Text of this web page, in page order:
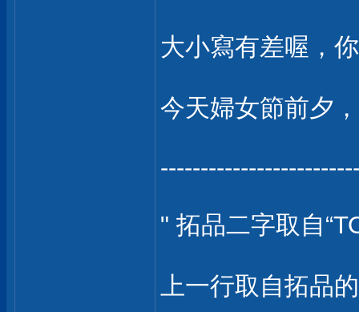
大小寫有差喔，
今天婦女節前夕
" 拓品二字取自
上一行取自拓品